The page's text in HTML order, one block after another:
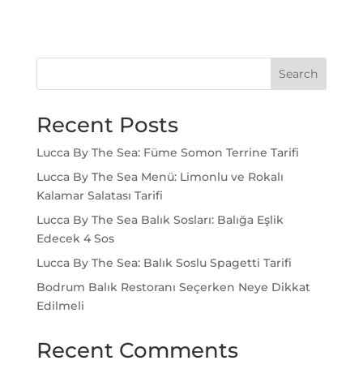
Search
Recent Posts
Lucca By The Sea: Füme Somon Terrine Tarifi
Lucca By The Sea Menü: Limonlu ve Rokalı
Kalamar Salatası Tarifi
Lucca By The Sea Balık Sosları: Balığa Eşlik
Edecek 4 Sos
Lucca By The Sea: Balık Soslu Spagetti Tarifi
Bodrum Balık Restoranı Seçerken Neye Dikkat
Edilmeli
Recent Comments